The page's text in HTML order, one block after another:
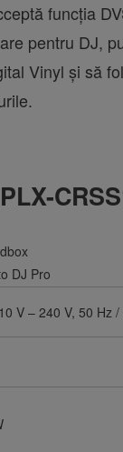
funcția
pentru DJ,
Vinyl și să
DJ Pro
V – 240 V, 50 Hz /